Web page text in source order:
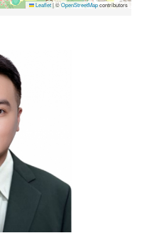
Leaflet|©OpenStreetMapcontributors